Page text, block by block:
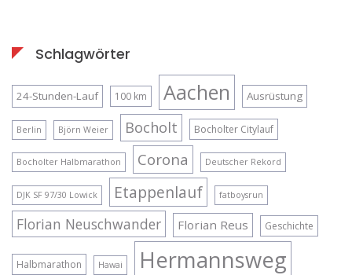
Schlagwörter
24-Stunden-Lauf 100 km Aachen Ausrüstung
Berlin Björn Weier Bocholt Bocholter Citylauf
Bocholter Halbmarathon Corona Deutscher Rekord
DJK SF 97/30 Lowick Etappenlauf fatboysrun
Florian Neuschwander Florian Reus Geschichte
Halbmarathon Hawai Hermannsweg